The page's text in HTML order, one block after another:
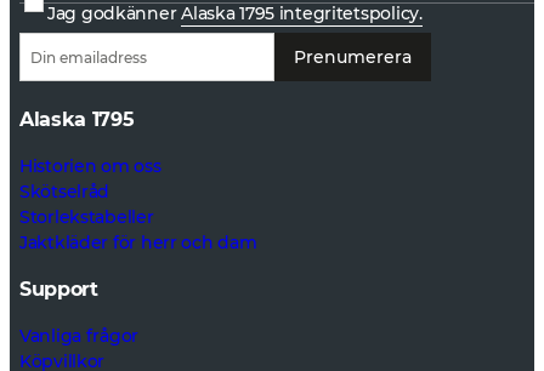
Jag godkännerAlaska 1795 integritetspolicy.
Prenumerera
Alaska 1795
Historien om oss
Skötselråd
Storlekstabeller
Jaktkläder för herr och dam
Support
Vanliga frågor
Köpvillkor